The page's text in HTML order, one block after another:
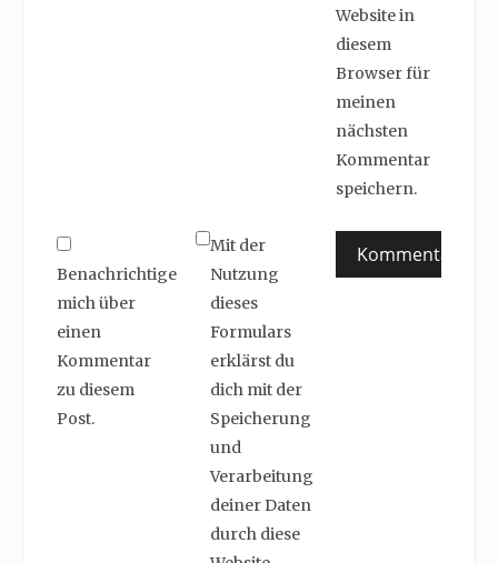
Website in
diesem
Browser für
meinen
nächsten
Kommentar
speichern.
Benachrichtige
mich über
einen
Kommentar
zu diesem
Post.
Mit der
Nutzung
dieses
Formulars
erklärst du
dich mit der
Speicherung
und
Verarbeitung
deiner Daten
durch diese